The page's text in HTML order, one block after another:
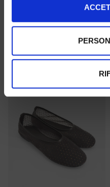
modificare o revocare il
momento dalla
Con il tuo consenso,
raccogliere
Identificare il tuo
attivamente alla
(impronte digitali).
Approfondisci come
e imposta le tue preferenze
modificare o ritirare il tuo